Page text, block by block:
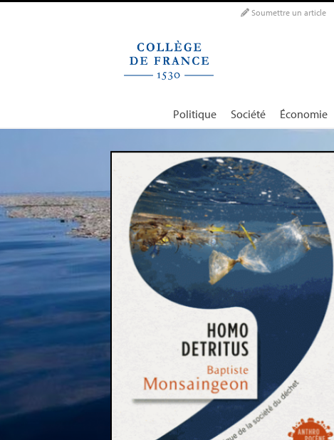
Soumettre un article
Politique Société Économie